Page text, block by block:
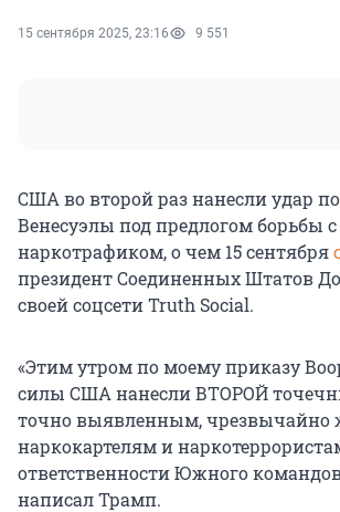
15 сентября 2025, 23:16 9 551
США во второй раз нанесли удар
Венесуэлы под предлогом борьбы с
наркотрафиком, о чем 15 сентября
президент Соединенных Штатов
своей соцсети Truth Social.
«Этим утром по моему приказу
силы США нанесли ВТОРОЙ
точно выявленным, чрезвычайно
наркокартелям и
ответственности Южного
написал Трамп.